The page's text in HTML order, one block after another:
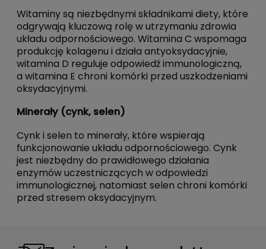
Witaminy są niezbędnymi składnikami diety, które
odgrywają kluczową rolę w utrzymaniu zdrowia
układu odpornościowego. Witamina C wspomaga
produkcję kolagenu i działa antyoksydacyjnie,
witamina D reguluje odpowiedź immunologiczną,
a witamina E chroni komórki przed uszkodzeniami
oksydacyjnymi.
Minerały (cynk, selen)
Cynk i selen to minerały, które wspierają
funkcjonowanie układu odpornościowego. Cynk
jest niezbędny do prawidłowego działania
enzymów uczestniczących w odpowiedzi
immunologicznej, natomiast selen chroni komórki
przed stresem oksydacyjnym.